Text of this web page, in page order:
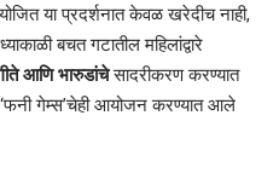
या प्रदर्शनात केवळ खरेदीच नाही,
बचत गटातील महिलांद्वारे
आणि भारुडांचेसादरीकरण करण्यात
गेम्स’चेही आयोजन करण्यात आले